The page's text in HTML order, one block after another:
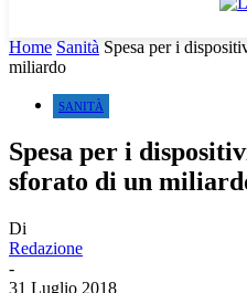
Home Sanità Spesa per i
miliardo
SANITÀ
Spesa per i
sforato di un
Di
Redazione
-
31 Luglio 2018